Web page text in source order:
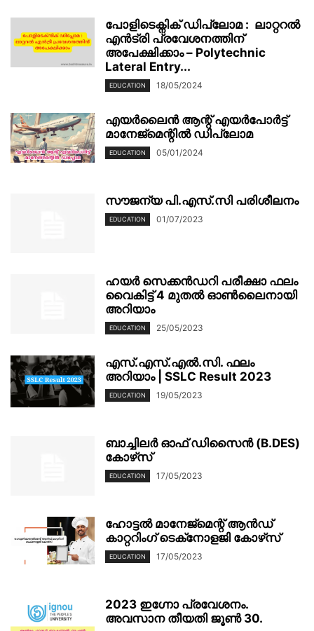
പോളിടെക്നിക് ഡിപ്ലോമ : ലാറ്ററൽ
എൻട്രി പ്രവേശനത്തിന്
അപേക്ഷിക്കാം – Polytechnic
Lateral Entry...
EDUCATION 18/05/2024
എയർലൈൻ ആന്റ് എയർപോർട്ട്
മാനേജ്‌മെന്റിൽ ഡിപ്ലോമ
EDUCATION 05/01/2024
സൗജന്യ പി.എസ്.സി പരിശീലനം
EDUCATION 01/07/2023
ഹയർ സെക്കൻഡറി പരീക്ഷാ ഫലം
വൈകിട്ട് 4 മുതൽ ഓൺലൈനായി
അറിയാം
EDUCATION 25/05/2023
എസ്.എസ്.എൽ.സി. ഫലം
അറിയാം | SSLC Result 2023
EDUCATION 19/05/2023
ബാച്ചിലർ ഓഫ് ഡിസൈൻ (B.DES)
കോഴ്‌സ്
EDUCATION 17/05/2023
ഹോട്ടൽ മാനേജ്‌മെന്റ് ആൻഡ്
കാറ്ററിംഗ് ടെക്‌നോളജി കോഴ്‌സ്
EDUCATION 17/05/2023
2023 ഇഗ്നോ പ്രവേശനം.
അവസാന തീയതി ജൂൺ 30.